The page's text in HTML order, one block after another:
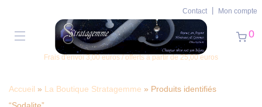
Contact Mon compte
0
Frais d'envoi 3,00 euros / offerts à partir de 25,00 euros
Accueil » La Boutique Stratagemme » Produits identifiés